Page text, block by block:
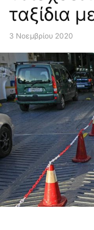
ταξίδια
3 Νοεμβρίου 2020